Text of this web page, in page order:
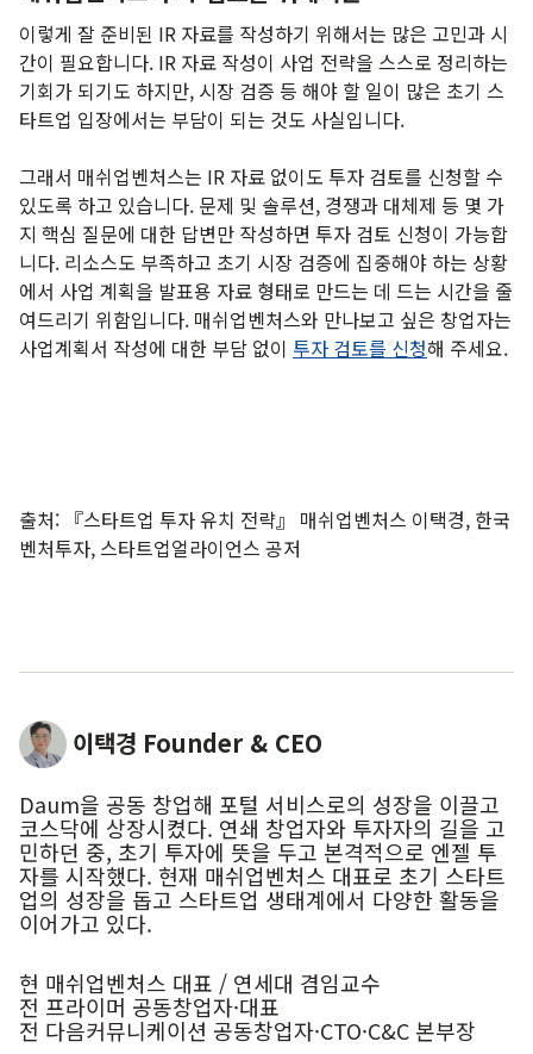
이렇게 잘 준비된 IR 자료를 작성하기 위해서는 많은 고민과 시
간이 필요합니다. IR 자료 작성이 사업 전략을 스스로 정리하는
기회가 되기도 하지만, 시장 검증 등 해야 할 일이 많은 초기 스
타트업 입장에서는 부담이 되는 것도 사실입니다.
그래서 매쉬업벤처스는 IR 자료 없이도 투자 검토를 신청할 수
있도록 하고 있습니다. 문제 및 솔루션, 경쟁과 대체제 등 몇 가
지 핵심 질문에 대한 답변만 작성하면 투자 검토 신청이 가능합
니다. 리소스도 부족하고 초기 시장 검증에 집중해야 하는 상황
에서 사업 계획을 발표용 자료 형태로 만드는 데 드는 시간을 줄
여드리기 위함입니다. 매쉬업벤처스와 만나보고 싶은 창업자는
사업계획서 작성에 대한 부담 없이 투자 검토를 신청해 주세요.
출처: 『스타트업 투자 유치 전략』 매쉬업벤처스 이택경, 한국
벤처투자, 스타트업얼라이언스 공저
이택경 Founder & CEO
Daum을 공동 창업해 포털 서비스로의 성장을 이끌고
코스닥에 상장시켰다. 연쇄 창업자와 투자자의 길을 고
민하던 중, 초기 투자에 뜻을 두고 본격적으로 엔젤 투
자를 시작했다. 현재 매쉬업벤처스 대표로 초기 스타트
업의 성장을 돕고 스타트업 생태계에서 다양한 활동을
이어가고 있다.
현 매쉬업벤처스 대표 / 연세대 겸임교수
전 프라이머 공동창업자·대표
전 다음커뮤니케이션 공동창업자·CTO·C&C 본부장